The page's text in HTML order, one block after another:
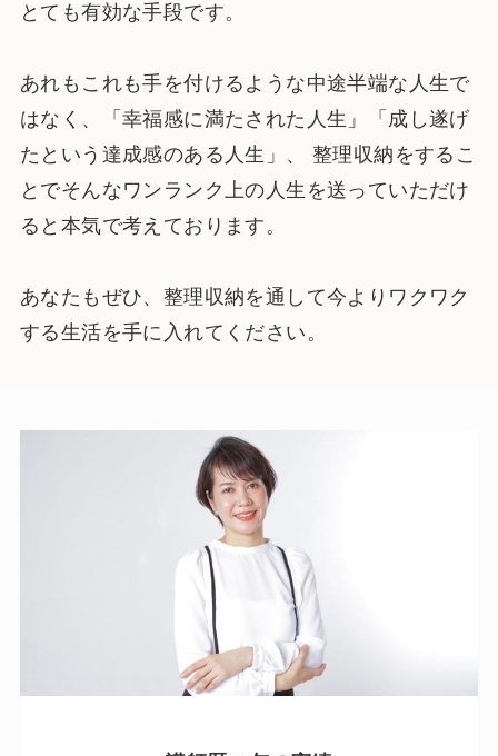
とても有効な手段です。
あれもこれも手を付けるような中途半端な人生で
はなく、「幸福感に満たされた人生」「成し遂げ
たという達成感のある人生」、 整理収納をするこ
とでそんなワンランク上の人生を送っていただけ
ると本気で考えております。
あなたもぜひ、整理収納を通して今よりワクワク
する生活を手に入れてください。